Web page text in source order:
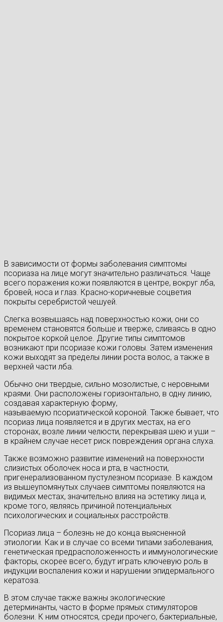
В зависимости от формы заболевания симптомы
псориаза на лице могут значительно различаться. Чаще
всего поражения кожи появляются в центре, вокруг лба,
бровей, носа и глаз. Красно-коричневые соцветия
покрыты серебристой чешуей.
Слегка возвышаясь над поверхностью кожи, они со
временем становятся больше и тверже, сливаясь в одно
покрытое коркой целое. Другие типы симптомов
возникают при псориазе кожи головы. Затем изменения
кожи выходят за пределы линии роста волос, а также в
верхней части лба.
Обычно они твердые, сильно мозолистые, с неровными
краями. Они расположены горизонтально, в одну линию,
создавая характерную форму,
называемую псориатической короной. Также бывает, что
псориаз лица появляется и в других местах, на его
сторонах, возле линии челюсти, перекрывая шею и уши –
в крайнем случае несет риск повреждения органа слуха.
Также возможно развитие изменений на поверхности
слизистых оболочек носа и рта, в частности,
пригенерализованном пустулезном псориазе. В каждом
из вышеупомянутых случаев симптомы появляются на
видимых местах, значительно влияя на эстетику лица и,
кроме того, являясь причиной потенциальных
психологических и социальных расстройств.
Псориаз лица – болезнь не до конца выясненной
этиологии. Как и в случае со всеми типами заболевания,
генетическая предрасположенность и иммунологические
факторы, скорее всего, будут играть ключевую роль в
индукции воспаления кожи и нарушении эпидермального
кератоза.
В этом случае также важны экологические
детерминанты, часто в форме прямых стимуляторов
болезни. К ним относятся, среди прочего, бактериальные,